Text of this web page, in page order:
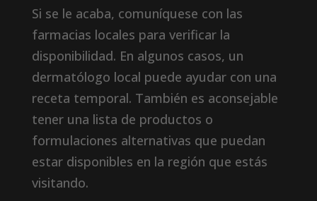
Si se le acaba, comuníquese con las
farmacias locales para verificar la
disponibilidad. En algunos casos, un
dermatólogo local puede ayudar con una
receta temporal. También es aconsejable
tener una lista de productos o
formulaciones alternativas que puedan
estar disponibles en la región que estás
visitando.